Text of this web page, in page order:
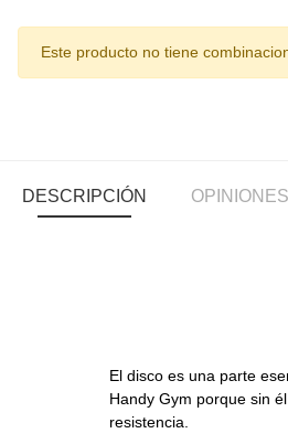
Este producto no tiene
DESCRIPCIÓN OPINIONES
El disco es una parte
Handy Gym porque sin
resistencia.